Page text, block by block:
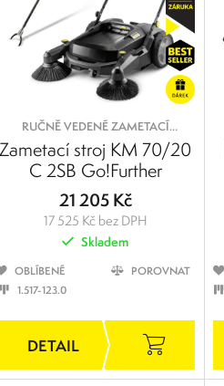
RUČNĚ VEDENÉ ZAMETACÍ
STROJE/S ODSÁVÁNÍM
Zametací stroj KM 70/20
C 2SB Go!Further
21 205 Kč
17 525 Kč bez DPH
Skladem
OBLÍBENÉ
POROVNAT
1.517-123.0